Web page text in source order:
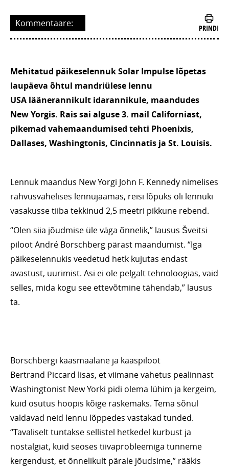
Kommentaare: PRINDI
Mehitatud päikeselennuk Solar Impulse lõpetas
laupäeva õhtul mandriülese lennu
USA läänerannikult idarannikule, maandudes
New Yorgis. Rais sai alguse 3. mail Californiast,
pikemad vahemaandumised tehti Phoenixis,
Dallases, Washingtonis, Cincinnatis ja St. Louisis.
Lennuk maandus New Yorgi John F. Kennedy nimelises
rahvusvahelises lennujaamas, reisi lõpuks oli lennuki
vasakusse tiiba tekkinud 2,5 meetri pikkune rebend.
“Olen siia jõudmise üle väga õnnelik,” lausus Šveitsi
piloot André Borschberg pärast maandumist. “Iga
päikeselennukis veedetud hetk kujutas endast
avastust, uurimist. Asi ei ole pelgalt tehnoloogias, vaid
selles, mida kogu see ettevõtmine tähendab,” lausus
ta.
Borschbergi kaasmaalane ja kaaspiloot
Bertrand Piccard lisas, et viimane vahetus pealinnast
Washingtonist New Yorki pidi olema lühim ja kergeim,
kuid osutus hoopis kõige raskemaks. Tema sõnul
valdavad neid lennu lõppedes vastakad tunded.
“Tavaliselt tuntakse sellistel hetkedel kurbust ja
nostalgiat, kuid seoses tiivaprobleemiga tunneme
kergendust, et õnnelikult pärale jõudsime,” rääkis